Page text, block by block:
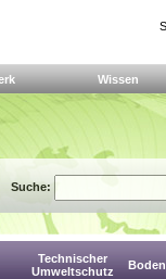
Wissen
Suche:
Technischer
Umweltschutz